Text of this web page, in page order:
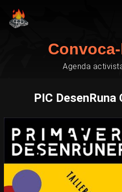
Agenda
PIC DesenRuna